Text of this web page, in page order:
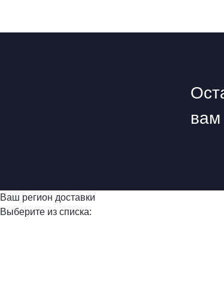
вам
Ваш регион доставки
Выберите из списка: